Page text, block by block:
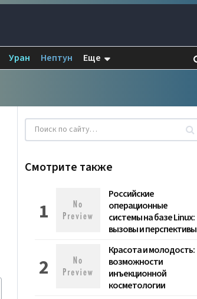
Уран Нептун Еще
Смотрите также
Российские
операционные
системы на базе Linux:
вызовы и перспективы
Красота и молодость:
возможности
инъекционной
косметологии